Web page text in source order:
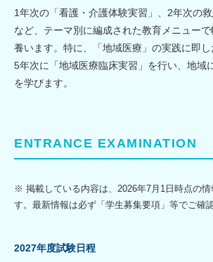
1年次の「看護・介護体験実習」、2年次の
など、テーマ別に編成された教育メニュー
養います。特に、「地域医療」の実践に即し
5年次に「地域医療臨床実習」を行い、地域
を学びます。
ENTRANCE EXAMINATION
※ 掲載している内容は、2026年7月1日時点の情
す。最新情報は必ず「学生募集要項」等でご確
2027年度試験日程